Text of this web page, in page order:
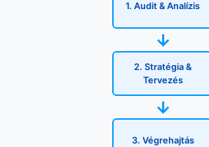
1. Audit & Analízis
→
2. Stratégia &
Tervezés
→
3. Végrehajtás